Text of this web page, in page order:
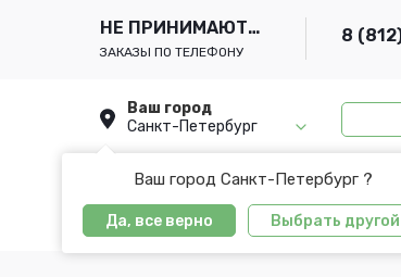
НЕ ПРИНИМАЮТСЯ
ЗАКАЗЫ ПО ТЕЛЕФОНУ
8
Ваш город
Санкт-Петербург
Ваш город Санкт-Петербург ?
Да, все верно Выбрать другой